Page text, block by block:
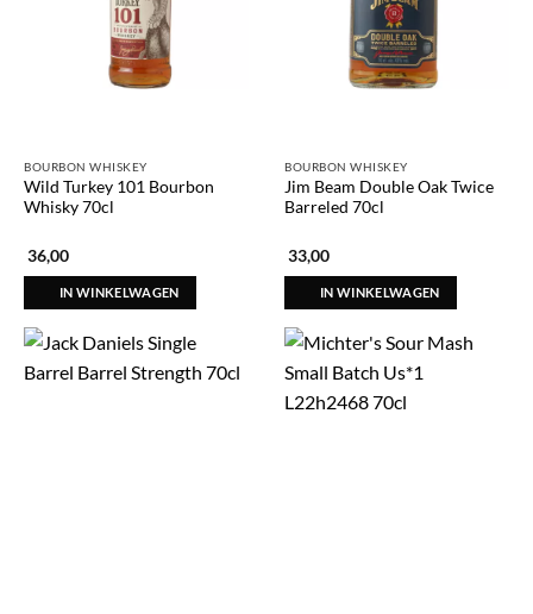
BOURBON WHISKEY
Wild Turkey 101 Bourbon
Whisky 70cl
36,00
IN WINKELWAGEN
BOURBON WHISKEY
Jim Beam Double Oak Twice
Barreled 70cl
33,00
IN WINKELWAGEN